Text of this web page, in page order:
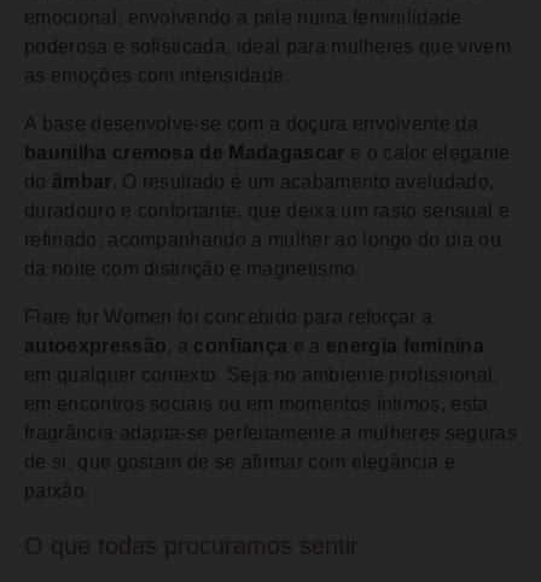
emocional, envolvendo a pele numa feminilidade
poderosa e sofisticada, ideal para mulheres que vivem
as emoções com intensidade.
A base desenvolve-se com a doçura envolvente da
baunilha cremosa de Madagascar e o calor elegante
do âmbar. O resultado é um acabamento aveludado,
duradouro e confortante, que deixa um rasto sensual e
refinado, acompanhando a mulher ao longo do dia ou
da noite com distinção e magnetismo.
Flare for Women foi concebido para reforçar a
autoexpressão, a confiança e a energia feminina
em qualquer contexto. Seja no ambiente profissional,
em encontros sociais ou em momentos íntimos, esta
fragrância adapta-se perfeitamente a mulheres seguras
de si, que gostam de se afirmar com elegância e
paixão.
O que todas procuramos sentir